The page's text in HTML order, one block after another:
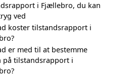
i Fjællebro, du kan
ved
koster tilstandsrapport i
er med til at bestemme
på tilstandsrapport i